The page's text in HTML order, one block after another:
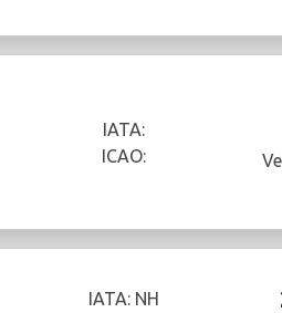
IATA:
ICAO:
IATA: NH